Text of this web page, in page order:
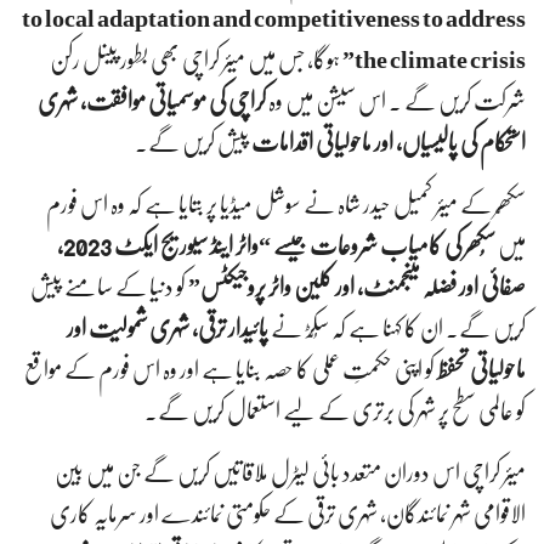
to local adaptation and competitiveness to address
the climate crisis”
ہوگا، جس میں میئر کراچی بھی بطور پینل رکن
شرکت کریں گے ۔ اس سیشن میں وہکراچی کی موسمیاتی موافقت، شہری
استحکام کی پالیسیاں، اور ماحولیاتی اقداماتپیش کریں گے۔
سکھّر کے میئر کمیل حیدر شاہ نے سوشل میڈیا پر بتایا ہے کہ وہ اس فورم
میں
سُکھر کی کامیاب شروعات جیسے “واٹر اینڈ سیوریج ایکٹ 2023،
صفائی اور فضلہ مینجمنٹ، اور کلین واٹر پروجیکٹس”کو دنیا کے سامنے پیش
کریں گے۔ ان کا کہنا ہے کہ سُکّڑ نے پائیدار ترقی، شہری شمولیت اور
ماحولیاتی تحفظ کو اپنی حکمتِ عملی کا حصہ بنایا ہے اور وہ اس فورم کے مواقع
کو عالمی سطح پر شہر کی برتری کے لیے استعمال کریں گے۔
میئر کراچی اس دوران متعدد بائی لیٹرل ملاقاتیں کریں گے جن میں بین
الاقوامی شہر نمائندگان، شہری ترقی کے حکومتی نمائندے اور سرمایہ کاری